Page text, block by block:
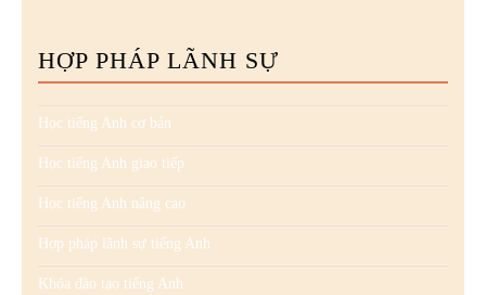
HỢP PHÁP LÃNH SỰ
Học tiếng Anh cơ bản
Học tiếng Anh giao tiếp
Học tiếng Anh nâng cao
Hợp pháp lãnh sự tiếng Anh
Khóa đào tạo tiếng Anh